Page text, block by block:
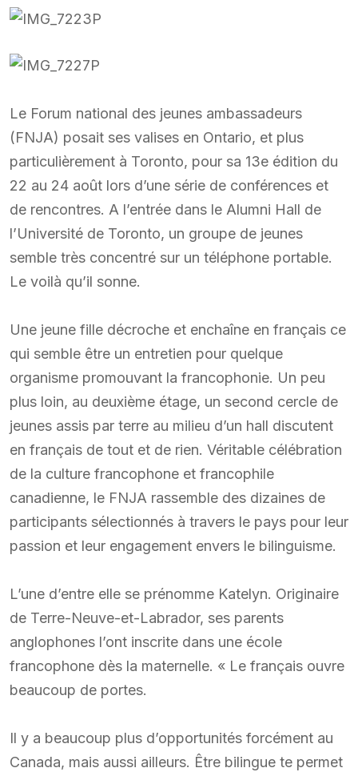
Le Forum national des jeunes ambassadeurs
(FNJA) posait ses valises en Ontario, et plus
particulièrement à Toronto, pour sa 13e édition du
22 au 24 août lors d’une série de conférences et
de rencontres. A l’entrée dans le Alumni Hall de
l’Université de Toronto, un groupe de jeunes
semble très concentré sur un téléphone portable.
Le voilà qu’il sonne.
Une jeune fille décroche et enchaîne en français ce
qui semble être un entretien pour quelque
organisme promouvant la francophonie. Un peu
plus loin, au deuxième étage, un second cercle de
jeunes assis par terre au milieu d’un hall discutent
en français de tout et de rien. Véritable célébration
de la culture francophone et francophile
canadienne, le FNJA rassemble des dizaines de
participants sélectionnés à travers le pays pour leur
passion et leur engagement envers le bilinguisme.
L’une d’entre elle se prénomme Katelyn. Originaire
de Terre-Neuve-et-Labrador, ses parents
anglophones l’ont inscrite dans une école
francophone dès la maternelle. « Le français ouvre
beaucoup de portes.
Il y a beaucoup plus d’opportunités forcément au
Canada, mais aussi ailleurs. Être bilingue te permet